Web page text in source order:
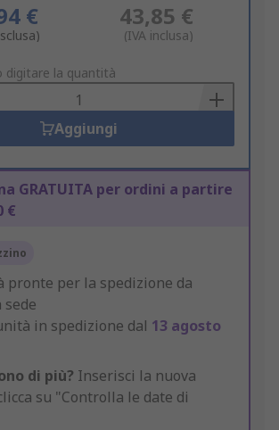
€ 43,85 €
(IVA inclusa)
digitare la quantità
Aggiungi
GRATUITA per ordini a partire
€
pronte per la spedizione da
in spedizione dal 13 agosto
di più? Inserisci la nuova
su "Controlla le date di